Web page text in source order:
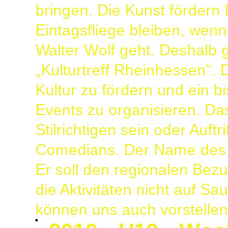
bringen. Die Kunst fördern
Eintagsfliege bleiben,
Walter Wolf geht. Deshalb
„Kulturtreff
Kultur zu fördern und ein
Events zu organisieren.
Stilrichtigen sein oder
Comedians. Der Name
Er soll den regionalen
die Aktivitäten nicht auf
können uns auch